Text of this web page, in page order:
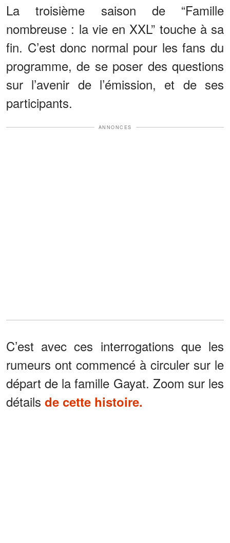
La troisième saison de “Famille
nombreuse : la vie en XXL” touche à sa
fin. C’est donc normal pour les fans du
programme, de se poser des questions
sur l’avenir de l’émission, et de ses
participants.
ANNONCES
C’est avec ces interrogations que les
rumeurs ont commencé à circuler sur le
départ de la famille Gayat. Zoom sur les
détails de cette histoire.